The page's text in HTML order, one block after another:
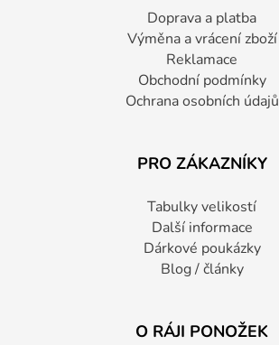
Doprava a platba
Výměna a vrácení zboží
Reklamace
Obchodní podmínky
Ochrana osobních údajů
PRO ZÁKAZNÍKY
Tabulky velikostí
Další informace
Dárkové poukázky
Blog / články
O RÁJI PONOŽEK